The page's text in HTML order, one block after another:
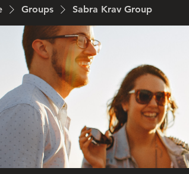
Groups Sabra Krav Group